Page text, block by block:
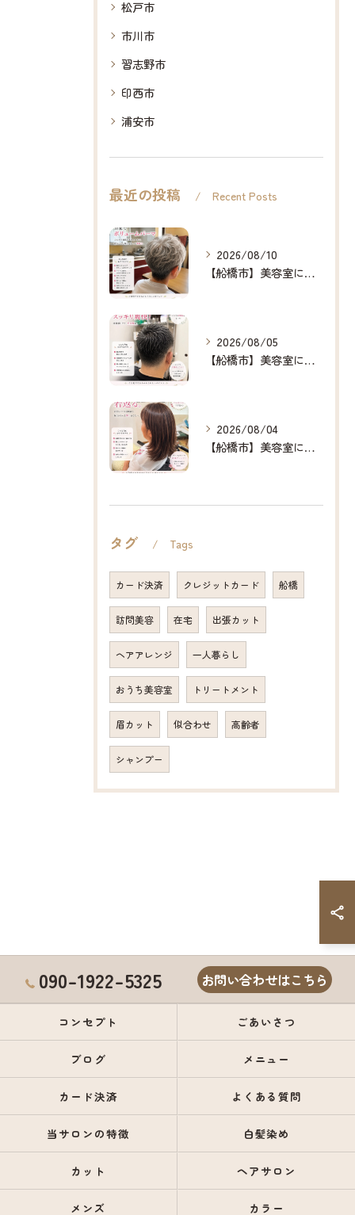
松戸市
市川市
習志野市
印西市
浦安市
最近の投稿 Recent Posts
2026/08/10
【船橋市】美容室に行けない…をなくしたい✂️✨
2026/08/05
【船橋市】美容室に行けない…をなくしたい✂️✨
2026/08/04
【船橋市】美容室に行けない…をなくしたい✂️✨
タグ Tags
カード決済 クレジットカード 船橋
訪問美容 在宅 出張カット
ヘアアレンジ 一人暮らし
おうち美容室 トリートメント
眉カット 似合わせ 高齢者
シャンプー
090-1922-5325 お問い合わせはこちら
コンセプト ごあいさつ
ブログ メニュー
カード決済 よくある質問
当サロンの特徴 白髪染め
カット ヘアサロン
メンズ カラー